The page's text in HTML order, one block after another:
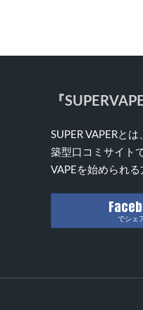
『
SUPER VAPERと
築型口コミサイト
VAPEを始められる
でシェ